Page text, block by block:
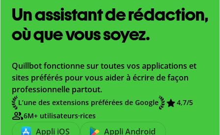
Un assistant de rédaction,
où que vous soyez.
Quillbot fonctionne sur toutes vos applications et
sites préférés pour vous aider à écrire de façon
professionnelle partout.
L’une des extensions préférées de Google 4,7/5
6M+ utilisateurs·rices
Appli iOS Appli Android